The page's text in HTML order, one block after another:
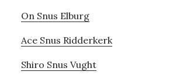
On Snus Elburg
Ace Snus Ridderkerk
Shiro Snus Vught